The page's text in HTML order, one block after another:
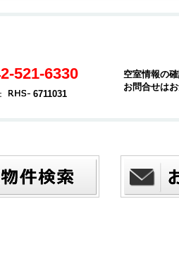
521-6330
6711031
空室情報の
お問合せは